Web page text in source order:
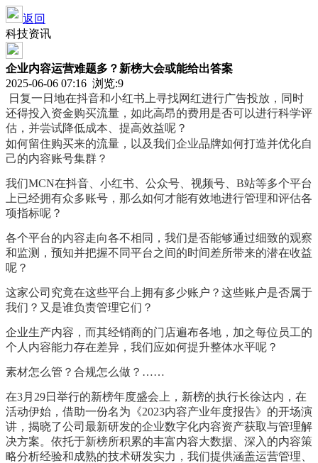
返回
科技资讯
企业内容运营难题多？新榜大会或能给出答案
2025-06-06 07:16 浏览:9
日复一日地在抖音和小红书上寻找网红进行广告投放，同时
还得投入资金购买流量，如此高昂的费用是否可以进行科学评
估，并尝试降低成本、提高效益呢？
如何留住购买来的流量，以及我们企业品牌如何打造并优化自
己的内容账号集群？
我们MCN在抖音、小红书、公众号、视频号、B站等多个平台
上已经拥有众多账号，那么如何才能有效地进行管理和评估各
项指标呢？
各个平台的内容走向各不相同，我们是否能够通过细致的观察
和监测，预知并把握不同平台之间的时间差所带来的潜在收益
呢？
这家公司究竟在这些平台上拥有多少账户？这些账户是否属于
我们？又是谁负责管理它们？
企业生产内容，而其经销商的门店遍布各地，加之每位员工的
个人内容能力存在差异，我们应如何提升整体水平呢？
素材怎么管？合规怎么做？……
在3月29日举行的新榜年度盛会上，新榜的执行长徐达内，在
活动伊始，借助一份名为《2023内容产业年度报告》的开场演
讲，揭晓了公司最新研发的企业数字化内容资产获取与管理解
决方案。依托于新榜所积累的丰富内容大数据、深入的内容策
略分析经验和成熟的技术研发实力，我们提供涵盖运营管理、